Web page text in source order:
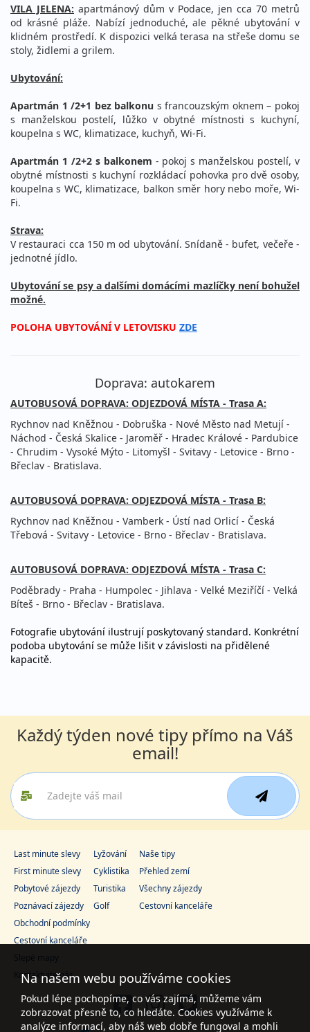
VILA JELENA: apartmánový dům v Podace, jen cca 70 metrů
od krásné pláže. Nabízí jednoduché, ale pěkné ubytování v
klidném prostředí. K dispozici velká terasa na střeše domu se
stoly, židlemi a grilem.
Ubytování:
Apartmán 1 /2+1 bez balkonu s francouzským oknem – pokoj
s manželskou postelí, lůžko v obytné místnosti s kuchyní,
koupelna s WC, klimatizace, kuchyň, Wi-Fi.
Apartmán 1 /2+2 s balkonem - pokoj s manželskou postelí, v
obytné místnosti s kuchyní rozkládací pohovka pro dvě osoby,
koupelna s WC, klimatizace, balkon směr hory nebo moře, Wi-
Fi.
Strava:
V restauraci cca 150 m od ubytování. Snídaně - bufet, večeře -
jednotné jídlo.
Ubytování se psy a dalšími domácími mazlíčky není bohužel
možné.
POLOHA UBYTOVÁNÍ V LETOVISKU ZDE
Doprava: autokarem
AUTOBUSOVÁ DOPRAVA: ODJEZDOVÁ MÍSTA - Trasa A:
Rychnov nad Kněžnou - Dobruška - Nové Město nad Metují -
Náchod - Česká Skalice - Jaroměř - Hradec Králové - Pardubice
- Chrudim - Vysoké Mýto - Litomyšl - Svitavy - Letovice - Brno -
Břeclav - Bratislava.
AUTOBUSOVÁ DOPRAVA: ODJEZDOVÁ MÍSTA - Trasa B:
Rychnov nad Kněžnou - Vamberk - Ústí nad Orlicí - Česká
Třebová - Svitavy - Letovice - Brno - Břeclav - Bratislava.
AUTOBUSOVÁ DOPRAVA: ODJEZDOVÁ MÍSTA - Trasa C:
Poděbrady - Praha - Humpolec - Jihlava - Velké Meziříčí - Velká
Bíteš - Brno - Břeclav - Bratislava.
Fotografie ubytování ilustrují poskytovaný standard. Konkrétní
podoba ubytování se může lišit v závislosti na přidělené
kapacitě.
Každý týden nové tipy přímo na Váš
email!
Last minute slevy
First minute slevy
Pobytové zájezdy
Poznávací zájezdy
Lyžování
Cyklistika
Turistika
Golf
Naše tipy
Přehled zemí
Všechny zájezdy
Cestovní kanceláře
Obchodní podmínky
Cestovní kanceláře
Slepé mapy
Kontaktujte nás
Na našem webu používáme cookies
Pokud lépe pochopíme, co vás zajímá, můžeme vám
zobrazovat přesně to, co hledáte. Cookies využíváme k
analýze informací, aby náš web dobře fungoval a mohli